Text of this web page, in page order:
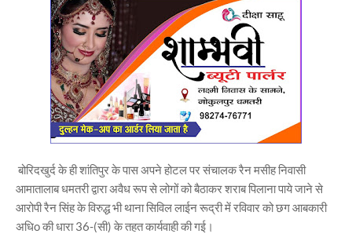
बोरिदखुर्द के ही शांतिपुर के पास अपने होटल पर संचालक रैन मसीह निवासी
आमातालाब धमतरी द्वारा अवैध रूप से लोगों को बैठाकर शराब पिलाना पाये जाने से
आरोपी रैन सिंह के विरुद्ध भी थाना सिविल लाईन रूद्री में रविवार को छग आबकारी
अधिo की धारा 36-(सी) के तहत कार्यवाही की गई।